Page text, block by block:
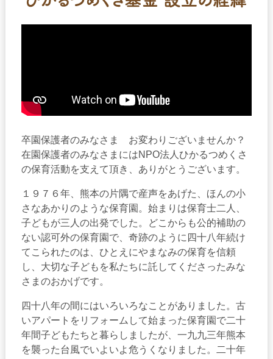
卒園保護者のみなさま お変わりございませんか？
在園保護者のみなさまにはNPO法人ひかるつめくさ
の保育活動を支えて頂き、ありがとうございます。
１９７６年、熊本の片隅で産声をあげた、ほんの小
さなあかりのような保育園。始まりは保育士二人、
子どもが三人の出発でした。どこからも公的補助の
ない認可外の保育園で、奇跡のように四十八年続け
てこられたのは、ひとえにやまなみの保育を信頼
し、大切な子どもを私たちに託してくださったみな
さまのおかげです。
四十八年の間にはいろいろなことがありました。古
いアパートをリフォームして始まった保育園で二十
年間子どもたちと暮らしましたが、一九九三年熊本
を襲った台風でいよいよ危うくなりました。二十年